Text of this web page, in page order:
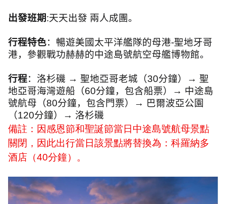
出發班期:天天出發 兩人成團。
行程特色：暢遊美國太平洋艦隊的母港-聖地牙哥
港，參觀戰功赫赫的中途島號航空母艦博物館。
行程：洛杉磯 → 聖地亞哥老城（30分鐘）→ 聖
地亞哥海灣遊船（60分鐘，包含船票）→ 中途島
號航母（80分鐘，包含門票）→ 巴爾波亞公園
（120分鐘）→ 洛杉磯
備註：因感恩節和聖誕節當日中途島號航母景點
關閉，因此出行當日該景點將替換為：科羅納多
酒店（40分鐘）。